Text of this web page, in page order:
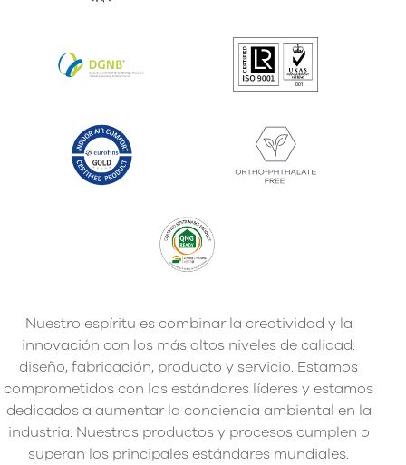
Nuestro espíritu es combinar la creatividad y la
innovación con los más altos niveles de calidad:
diseño, fabricación, producto y servicio. Estamos
comprometidos con los estándares líderes y estamos
dedicados a aumentar la conciencia ambiental en la
industria. Nuestros productos y procesos cumplen o
superan los principales estándares mundiales.